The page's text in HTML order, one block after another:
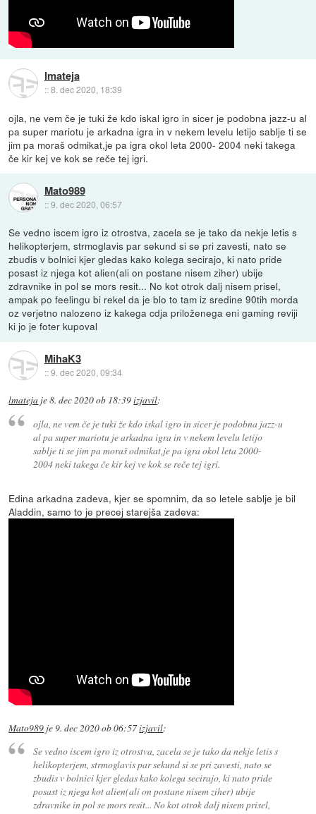
lmateja
::8. dec 2020, 18:39
ojla, ne vem če je tuki že kdo iskal igro in sicer je podobna jazz-u al
pa super mariotu je arkadna igra in v nekem levelu letijo sablje ti se
jim pa moraš odmikat,je pa igra okol leta 2000- 2004 neki takega
če kir kej ve kok se reče tej igri.
Mato989
::9. dec 2020, 06:57
Se vedno iscem igro iz otrostva, zacela se je tako da nekje letis s
helikopterjem, strmoglavis par sekund si se pri zavesti, nato se
zbudis v bolnici kjer gledas kako kolega secirajo, ki nato pride
posast iz njega kot alien(ali on postane nisem ziher) ubije
zdravnike in pol se mors resit... No kot otrok dalj nisem prisel,
ampak po feelingu bi rekel da je blo to tam iz sredine 90tih morda
oz verjetno nalozeno iz kakega cdja priloženega eni gaming reviji
ki jo je foter kupoval
MihaK3
::9. dec 2020, 09:34
lmateja je8. dec 2020 ob 18:39izjavil:
ojla, ne vem če je tuki že kdo iskal igro in sicer je podobna jazz-u
al pa super mariotu je arkadna igra in v nekem levelu letijo
sablje ti se jim pa moraš odmikat,je pa igra okol leta 2000-
2004 neki takega če kir kej ve kok se reče tej igri.
Edina arkadna zadeva, kjer se spomnim, da so letele sablje je bil
Aladdin, samo to je precej starejša zadeva:
Mato989 je9. dec 2020 ob 06:57izjavil:
Se vedno iscem igro iz otrostva, zacela se je tako da nekje letis s
helikopterjem, strmoglavis par sekund si se pri zavesti, nato se
zbudis v bolnici kjer gledas kako kolega secirajo, ki nato pride
posast iz njega kot alien(ali on postane nisem ziher) ubije
zdravnike in pol se mors resit... No kot otrok dalj nisem prisel,